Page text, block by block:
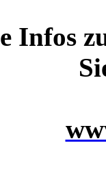
Infos